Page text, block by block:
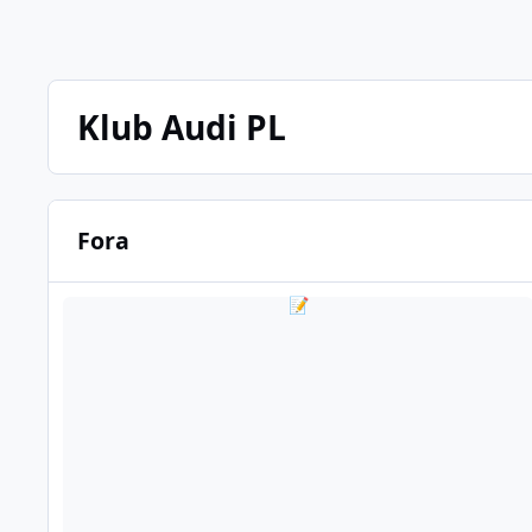
Klub Audi PL
Fora
Regulamin i Polityka prywatności
📝